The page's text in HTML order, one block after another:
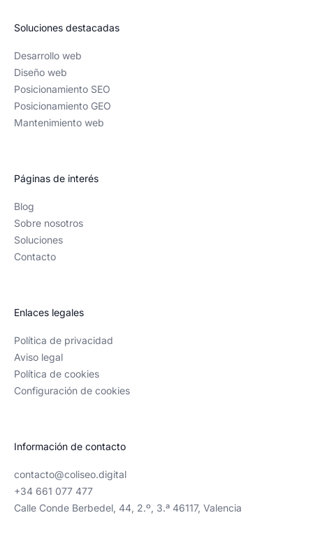
Soluciones destacadas
Desarrollo web
Diseño web
Posicionamiento SEO
Posicionamiento GEO
Mantenimiento web
Páginas de interés
Blog
Sobre nosotros
Soluciones
Contacto
Enlaces legales
Política de privacidad
Aviso legal
Política de cookies
Configuración de cookies
Información de contacto
contacto@coliseo.digital
+34 661 077 477
Calle Conde Berbedel, 44, 2.º, 3.ª 46117, Valencia